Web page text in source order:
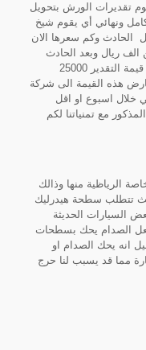
تقديرات الورش بتحويل
ونهائي أي يقوم شيخ
الحادث وكم سعرها الان
الحادث 50000 خمسين الف ريال وبعد الحادث
25000 خمسة وعشرين الف ريال هنا تكون قيمة التقدير 25000
هذه القيمة الى شركة
خلال اسبوع او اقل
مع تمنياتنا لكم
الرياظية منها وذالك
تتطلب سطحة هيدرليك
السيارات الحديثة
الصدام يحك بسطحات
انه يحك الصدام او
مما قد يسبب لنا حرج